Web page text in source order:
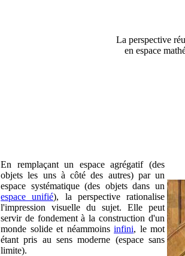
La perspective
en espace
En remplaçant un espace agrégatif (des
objets les uns à côté des autres) par un
espace systématique (des objets dans un
espace unifié), la perspective rationalise
l'impression visuelle du sujet. Elle peut
servir de fondement à la construction d'un
monde solide et néammoins infini, le mot
étant pris au sens moderne (espace sans
limite).